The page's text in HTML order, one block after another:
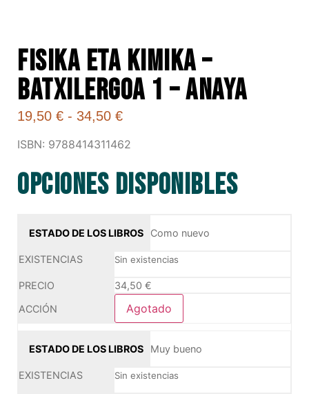
FISIKA ETA KIMIKA –
BATXILERGOA 1 – ANAYA
19,50 € - 34,50 €
ISBN: 9788414311462
Opciones disponibles
Como nuevo
Sin existencias
34,50 €
Agotado
Muy bueno
Sin existencias